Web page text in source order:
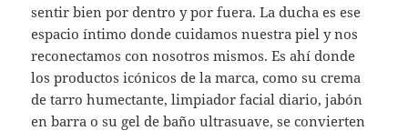
sentir bien por dentro y por fuera. La ducha es ese
espacio íntimo donde cuidamos nuestra piel y nos
reconectamos con nosotros mismos. Es ahí donde
los productos icónicos de la marca, como su crema
de tarro humectante, limpiador facial diario, jabón
en barra o su gel de baño ultrasuave, se convierten